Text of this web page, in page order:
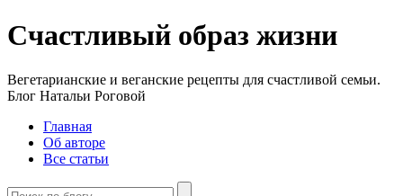
Счастливый образ жизни
Вегетарианские и веганские рецепты для счастливой семьи.
Блог Натальи Роговой
Главная
Об авторе
Все статьи